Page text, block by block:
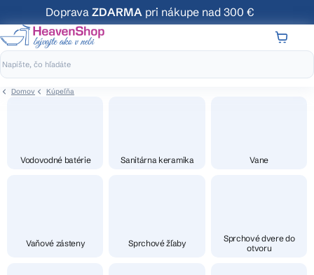
na
obsah
Doprava ZDARMA pri nákupe nad 300 €
Domov Kúpeľňa
Vodovodné batérie Sanitárna keramika Vane
Vaňové zásteny Sprchové žľaby
Sprchové dvere do
otvoru